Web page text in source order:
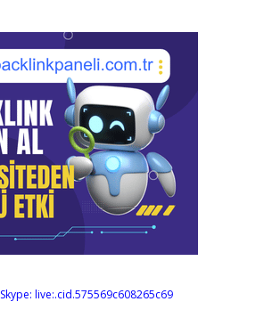
Skype: live:.cid.575569c608265c69